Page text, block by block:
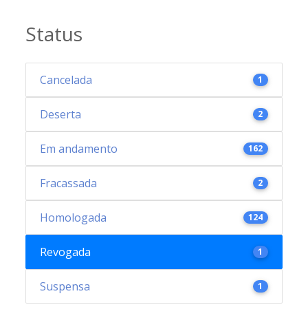
Status
Cancelada 1
Deserta 2
Em andamento 162
Fracassada 2
Homologada 124
Revogada 1
Suspensa 1